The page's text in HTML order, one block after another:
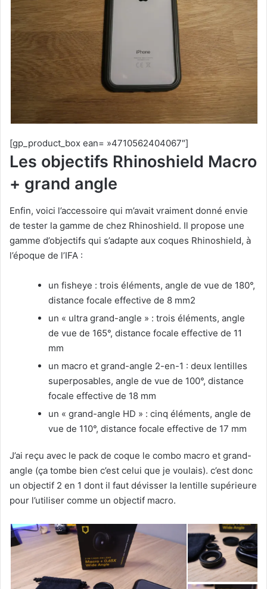
[gp_product_box ean= »4710562404067″]
Les objectifs Rhinoshield Macro
+ grand angle
Enfin, voici l’accessoire qui m’avait vraiment donné envie
de tester la gamme de chez Rhinoshield. Il propose une
gamme d’objectifs qui s’adapte aux coques Rhinoshield, à
l’époque de l’IFA :
un fisheye : trois éléments, angle de vue de 180°,
distance focale effective de 8 mm2
un « ultra grand-angle » : trois éléments, angle
de vue de 165°, distance focale effective de 11
mm
un macro et grand-angle 2-en-1 : deux lentilles
superposables, angle de vue de 100°, distance
focale effective de 18 mm
un « grand-angle HD » : cinq éléments, angle de
vue de 110°, distance focale effective de 17 mm
J’ai reçu avec le pack de coque le combo macro et grand-
angle (ça tombe bien c’est celui que je voulais). c’est donc
un objectif 2 en 1 dont il faut dévisser la lentille supérieure
pour l’utiliser comme un objectif macro.